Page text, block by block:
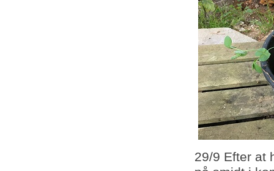
29/9 Efter at